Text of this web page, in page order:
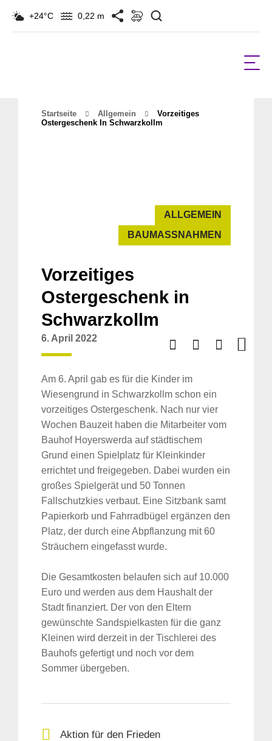
+24°C 0,22 m
Startseite Allgemein
Vorzeitiges
Ostergeschenk In Schwarzkollm
ALLGEMEIN
BAUMASSNAHMEN
Vorzeitiges
Ostergeschenk in
Schwarzkollm
6. April 2022
Am 6. April gab es für die Kinder im
Wiesengrund in Schwarzkollm schon ein
vorzeitiges Ostergeschenk. Nach nur vier
Wochen Bauzeit haben die Mitarbeiter vom
Bauhof Hoyerswerda auf städtischem
Grund einen Spielplatz für Kleinkinder
errichtet und freigegeben. Dabei wurden ein
großes Spielgerät und 50 Tonnen
Fallschutzkies verbaut. Eine Sitzbank samt
Papierkorb und Fahrradbügel ergänzen den
Platz, der durch eine Abpflanzung mit 60
Sträuchern eingefasst wurde.
Die Gesamtkosten belaufen sich auf 10.000
Euro und werden aus dem Haushalt der
Stadt finanziert. Der von den Eltern
gewünschte Sandspielkasten für die ganz
Kleinen wird derzeit in der Tischlerei des
Bauhofs gefertigt und noch vor dem
Sommer übergeben.
Aktion für den Frieden